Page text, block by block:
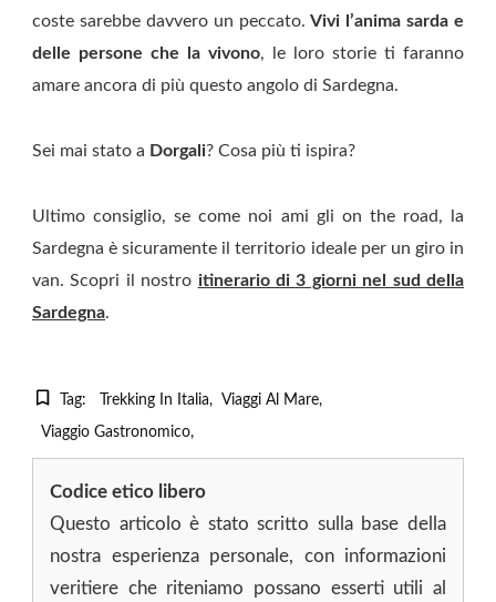
coste sarebbe davvero un peccato.Vivi l’anima sarda e
delle persone che la vivono, le loro storie ti faranno
amare ancora di più questo angolo di Sardegna.
Sei mai stato a Dorgali? Cosa più ti ispira?
Ultimo consiglio, se come noi ami gli on the road, la
Sardegna è sicuramente il territorio ideale per un giro in
van. Scopri il nostro itinerario di 3 giorni nel sud della
Sardegna.
Tag: Trekking In Italia Viaggi Al Mare
Viaggio Gastronomico
Codice etico libero
Questo articolo è stato scritto sulla base della
nostra esperienza personale, con informazioni
veritiere che riteniamo possano esserti utili al